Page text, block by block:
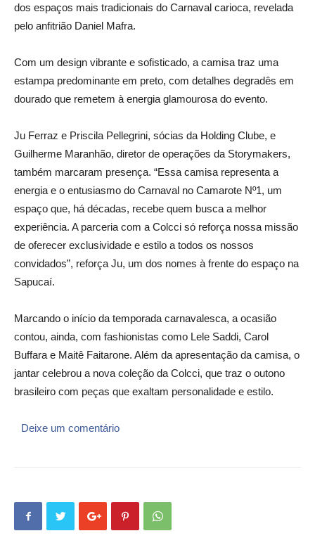
dos espaços mais tradicionais do Carnaval carioca, revelada
pelo anfitrião Daniel Mafra.
Com um design vibrante e sofisticado, a camisa traz uma
estampa predominante em preto, com detalhes degradês em
dourado que remetem à energia glamourosa do evento.
Ju Ferraz e Priscila Pellegrini, sócias da Holding Clube, e
Guilherme Maranhão, diretor de operações da Storymakers,
também marcaram presença. “Essa camisa representa a
energia e o entusiasmo do Carnaval no Camarote Nº1, um
espaço que, há décadas, recebe quem busca a melhor
experiência. A parceria com a Colcci só reforça nossa missão
de oferecer exclusividade e estilo a todos os nossos
convidados”, reforça Ju, um dos nomes à frente do espaço na
Sapucaí.
Marcando o início da temporada carnavalesca, a ocasião
contou, ainda, com fashionistas como Lele Saddi, Carol
Buffara e Maitê Faitarone. Além da apresentação da camisa, o
jantar celebrou a nova coleção da Colcci, que traz o outono
brasileiro com peças que exaltam personalidade e estilo.
Deixe um comentário